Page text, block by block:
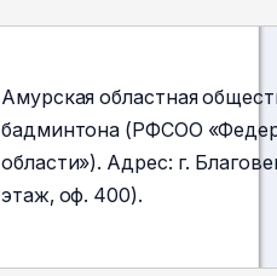
Амурская областная
бадминтона (РФСОО
области»). Адрес: г.
этаж, оф. 400).